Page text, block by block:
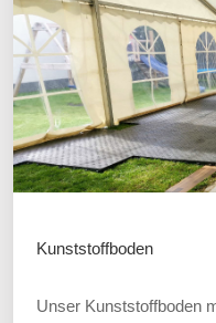
Kunststoffboden
Unser Kunststoffboden